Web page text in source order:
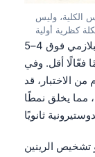
الكلية، وليس
نشاط الرينين البلازمي فوق 4–5 ng/mL/hour شائع بعد
فعّالًا أقل. وفي
صارمًا قليل الملح قبل 10 أيام من الاختبار، قد
مما يخلق نمطًا
الرينين